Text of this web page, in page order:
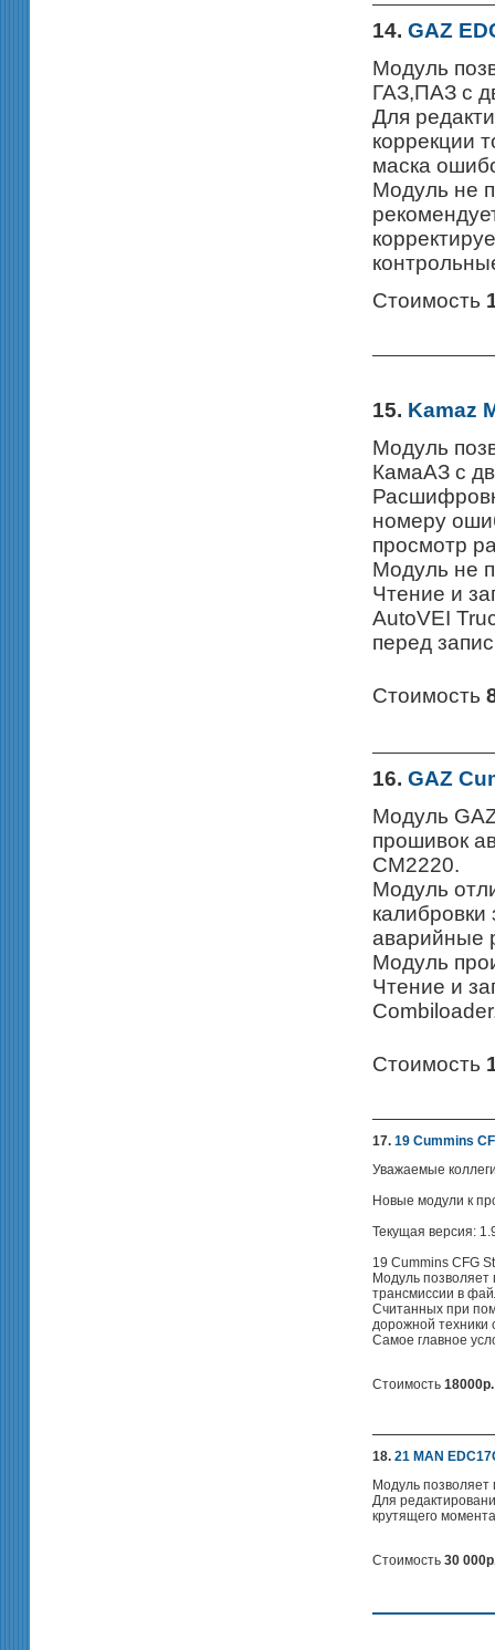
14. GAZ
Модуль
ГАЗ,ПАЗ с
Для
коррекции
маска
Модуль не
Стоимость
15. Kamaz
Модуль
КамаАЗ с
номеру
просмотр
Модуль не
Чтение и
AutoVEI
перед
Стоимость
16. GAZ
Модуль
прошивок
CM2220.
Модуль
аварийные
Модуль
Чтение и
Стоимость
17. 19 Cummins
Уважаемые
Новые модули к
Текущая версия:
19 Cummins CFG
Модуль позволяет
трансмиссии в
Считанных при
дорожной техники
Самое главное
Стоимость 18000р.
18. 21 MAN
Модуль позволяет
Для
крутящего
Стоимость 30